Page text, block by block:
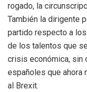
rogado, la
También la dirigente
partido respecto a
de los talentos que
crisis económica, sin
españoles que ahora
al Brexit.